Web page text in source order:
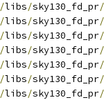
/libs/sky130_fd_pr/
/libs/sky130_fd_pr/
/libs/sky130_fd_pr/
/libs/sky130_fd_pr/
/libs/sky130_fd_pr/
/libs/sky130_fd_pr/
/libs/sky130_fd_pr/